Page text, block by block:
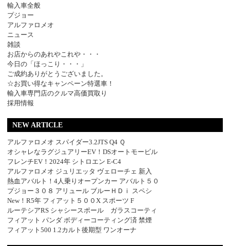
輸入車全般
プジョー
アルファロメオ
ニュース
雑談
お店からのあれやこれや・・・
今日の「ほっこり・・・」
ご成約ありがとうございました。
☆お買い得なキャンペーン特選車！
輸入車専門店のクルマ高価買取り
採用情報
NEW ARTICLE
アルファロメオ スパイダー3.2JTS Q4 Ｑ
オシャレなラグジュアリーEV！DSオートモービル
フレンチEV！2024年 シトロエン E-C4
アルファロメオ ジュリエッタ ヴェローチェ 新入
熱血アバルト！4人乗りオープンカー アバルト５０
プジョー３０８ アリュール ブルーＨＤｉ スペシ
New！R5年 フィアット５００X スポーツ F
ルーテシアRS シャシースポール ガラスコーティ
フィアット パンダ ボディーコーティング済 禁煙
フィアット500 1.2カルト後期型 ワンオーナ